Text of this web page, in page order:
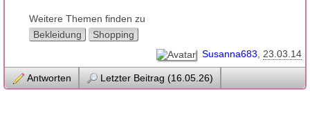
Weitere Themen finden zu
Bekleidung
Shopping
Susanna683
23.03.14
Antworten Letzter Beitrag (16.05.26)